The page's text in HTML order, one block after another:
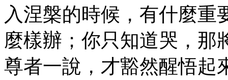
入涅槃的時候，有什麼重
麼樣辦；你只知道哭，那
尊者一說，才豁然醒悟起